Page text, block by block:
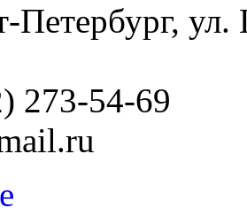
Петербург,
273-54-69